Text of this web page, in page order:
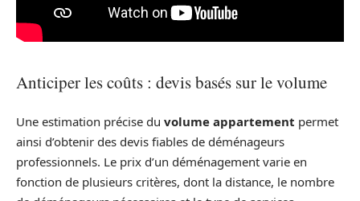
Anticiper les coûts : devis basés sur le volume
Une estimation précise du volume appartement permet
ainsi d’obtenir des devis fiables de déménageurs
professionnels. Le prix d’un déménagement varie en
fonction de plusieurs critères, dont la distance, le nombre